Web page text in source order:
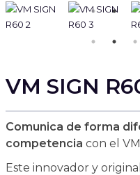
VM SIGN
Comunica de forma
competencia con el
Este innovador y original